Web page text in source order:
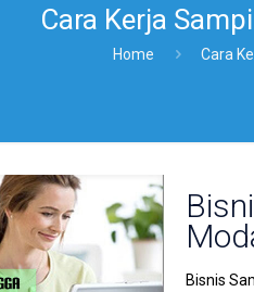
Cara Kerja
Home Cara
Bisnis